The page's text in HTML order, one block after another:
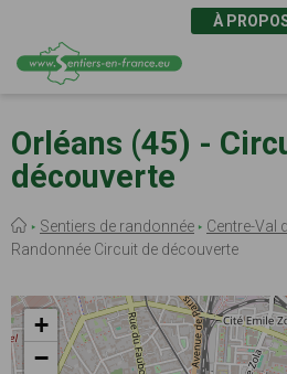
au
contenu
principal
À
Orléans (45) -
découverte
Fil
d'Ariane
Sentiers de randonnée Centre-Val
Randonnée Circuit de découverte
+
−